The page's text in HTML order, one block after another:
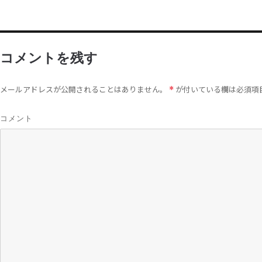
コメントを残す
メールアドレスが公開されることはありません。 * が付いている欄は必須項
コメント